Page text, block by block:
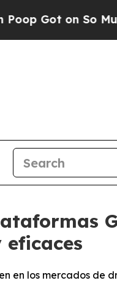
Much Lettuce
en los mercados de